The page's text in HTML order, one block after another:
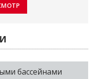
бассейнами